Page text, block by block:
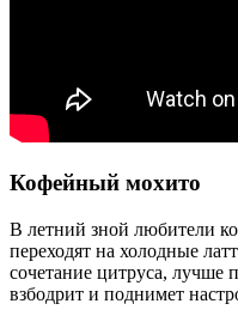
Кофейный мохито
В летний зной любители
переходят на холодные
сочетание цитруса, лучше
взбодрит и поднимет